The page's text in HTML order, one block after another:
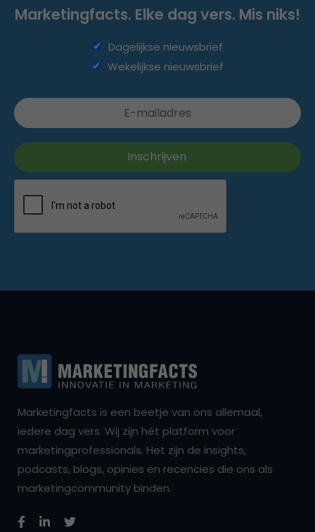
Marketingfacts. Elke dag vers. Mis niks!
Dagelijkse nieuwsbrief
Wekelijkse nieuwsbrief
Marketingfacts is een beetje van ons allemaal,
iedere dag vers. Wij zijn hét platform voor
marketingprofessionals. Het zijn de insights,
podcasts, blogs, opinies en recencies die ons als
marketingcommunity binden.